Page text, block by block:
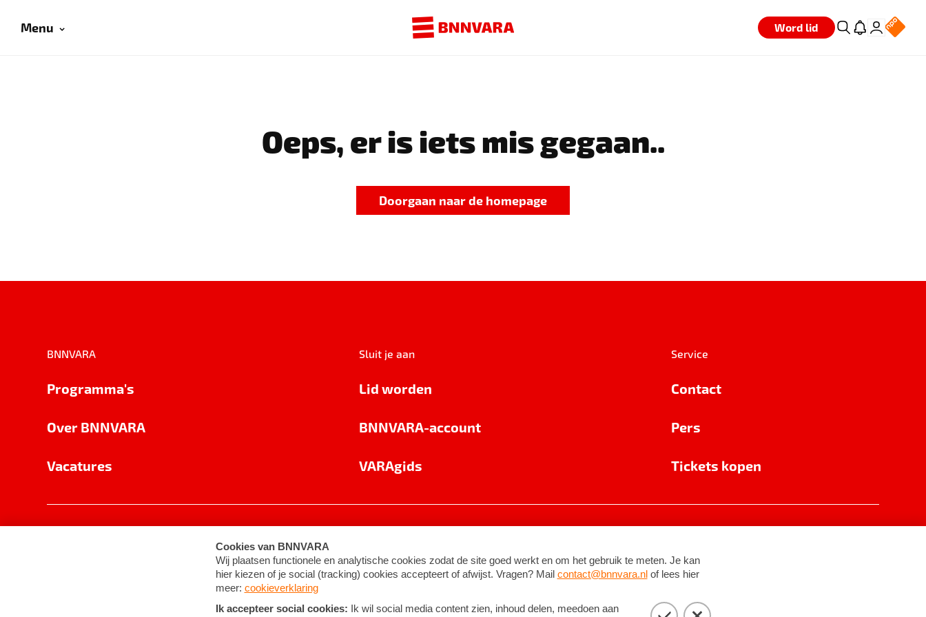
Menu Word lid
Oeps, er is iets mis gegaan..
Doorgaan naar de homepage
BNNVARA
Programma's
Over BNNVARA
Vacatures
Sluit je aan
Lid worden
BNNVARA-account
VARAgids
Service
Contact
Pers
Tickets kopen
Cookie-instellingen Algemene voorwaarden ©2026BNNVARA